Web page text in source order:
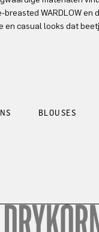
WARDLOW en
en casual looks dat
BLOUSES